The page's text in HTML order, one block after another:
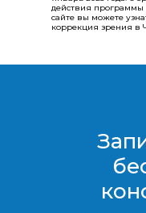
действия программы
сайте вы можете
коррекция зрения в